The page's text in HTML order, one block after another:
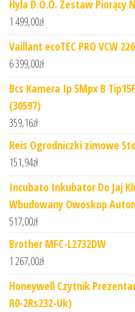
Hyla D.O.O. Zestaw Piorący
1 499,00zł
Vaillant ecoTEC PRO VCW
6 399,00zł
Bcs Kamera Ip 5Mpx B
(30597)
359,16zł
Reis Ogrodniczki zimowe
151,94zł
Incubato Inkubator Do Jaj
Wbudowany Owoskop
517,00zł
Brother MFC-L2732DW
1 267,00zł
Honeywell Czytnik
R0-2Rs232-Uk)